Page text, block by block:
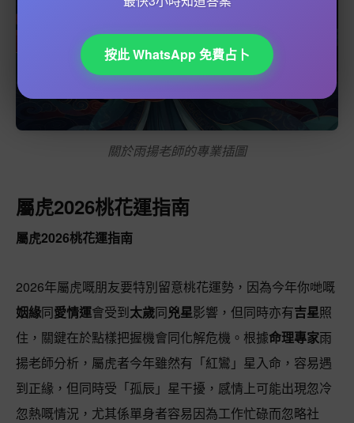
關於雨揚老師的專業插圖
屬虎2026桃花運指南
屬虎2026桃花運指南
2026年屬虎嘅朋友要特別留意桃花運勢，因為今年你哋嘅
姻緣同愛情運會受到太歲同兇星影響，但同時亦有吉星照
住，關鍵在於點樣把握機會同化解危機。根據命理專家雨
揚老師分析，屬虎者今年雖然有「紅鸞」星入命，容易遇
到正緣，但同時受「孤辰」星干擾，感情上可能出現忽冷
忽熱嘅情況，尤其係單身者容易因為工作忙碌而忽略社
按此 WhatsApp 免費占卜